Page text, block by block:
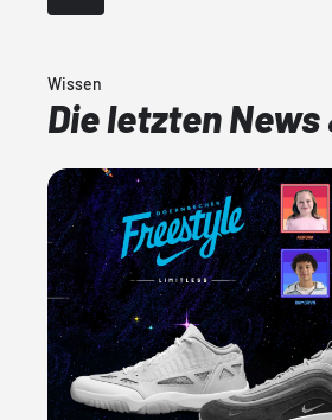
Wissen
Die letzten